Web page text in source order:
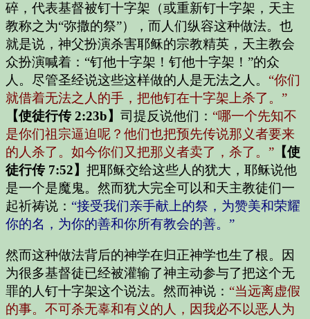
碎，代表基督被钉十字架（或重新钉十字架，天主
教称之为“弥撒的祭”），而人们纵容这种做法。也
就是说，神父扮演杀害耶稣的宗教精英，天主教会
众扮演喊着：“钉他十字架！钉他十字架！”的众
人。尽管圣经说这些这样做的人是无法之人。 “你们
就借着无法之人的手，把他钉在十字架上杀了。”
【使徒行传 2:23b】 司提反说他们： “哪一个先知不
是你们祖宗逼迫呢？他们也把预先传说那义者要来
的人杀了。如今你们又把那义者卖了，杀了。” 【使
徒行传 7:52】 把耶稣交给这些人的犹大，耶稣说他
是一个是魔鬼。然而犹大完全可以和天主教徒们一
起祈祷说： “接受我们亲手献上的祭，为赞美和荣耀
你的名，为你的善和你所有教会的善。”
然而这种做法背后的神学在归正神学也生了根。因
为很多基督徒已经被灌输了神主动参与了把这个无
罪的人钉十字架这个说法。然而神说： “当远离虚假
的事。不可杀无辜和有义的人，因我必不以恶人为